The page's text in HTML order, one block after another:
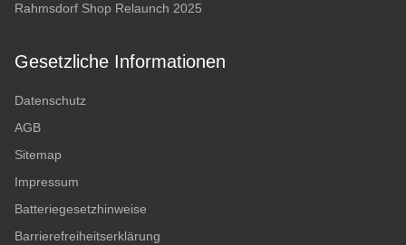
Rahmsdorf Shop Relaunch 2025
Gesetzliche Informationen
Datenschutz
AGB
Sitemap
Impressum
Batteriegesetzhinweise
Barrierefreiheitserklärung